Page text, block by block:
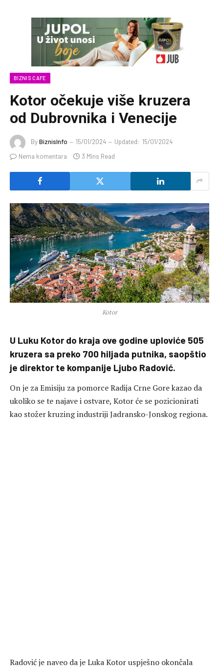
BIZNIS CAFE
Kotor očekuje više kruzera
od Dubrovnika i Venecije
ByBiznisInfo 15/01/2024 Updated: 15/01/2024
Nema komentara
3 Mins Read
Kotor
U Luku Kotor do kraja ove godine uploviće 505
kruzera sa preko 700 hiljada putnika, saopštio
je direktor te kompanije Ljubo Radović.
On je za Emisiju za pomorce Radija Crne Gore kazao da
ukoliko se te najave i ostvare, Kotor će se pozicionirati
kao stožer kruzing industriji Jadransko-Jonskog regiona.
Radović je naveo da je Luka Kotor uspješno okončala